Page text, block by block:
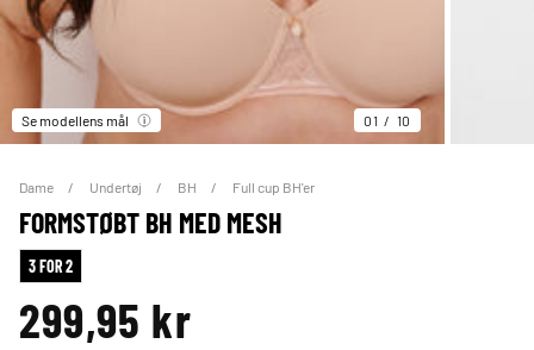
Se modellens mål 01 10
Dame Undertøj BH Full cup BH'er
FORMSTØBT BH MED MESH
3 FOR 2
299,95 kr